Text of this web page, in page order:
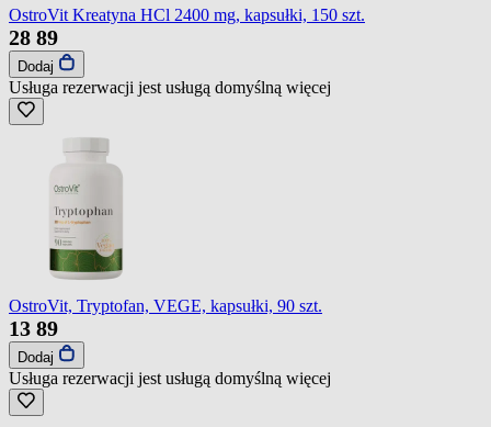
OstroVit Kreatyna HCl 2400 mg, kapsułki, 150 szt.
28 89
Dodaj
Usługa rezerwacji jest usługą domyślną więcej
OstroVit, Tryptofan, VEGE, kapsułki, 90 szt.
13 89
Dodaj
Usługa rezerwacji jest usługą domyślną więcej